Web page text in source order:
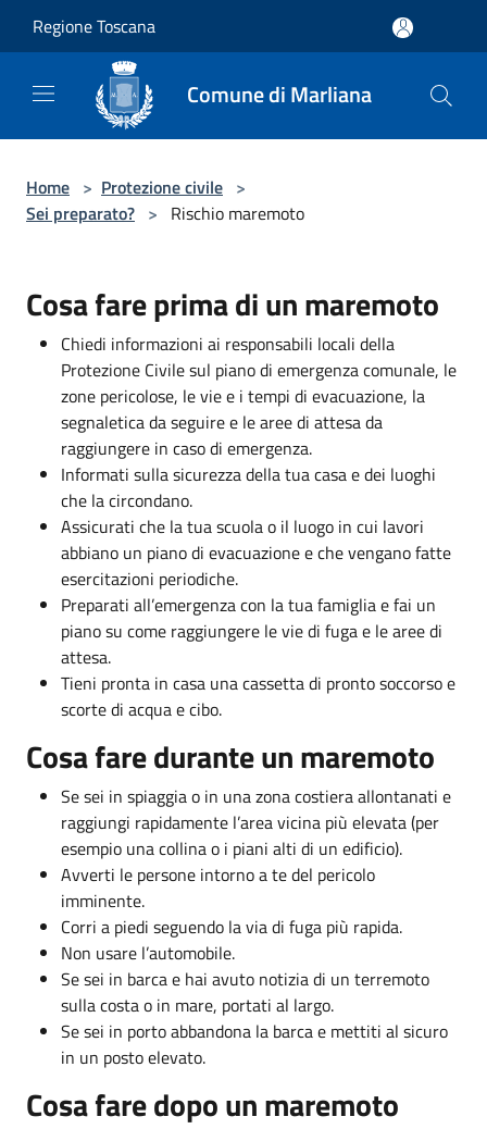
Regione Toscana
Comune di Marliana
Home > Protezione civile >
Sei preparato? > Rischio maremoto
Cosa fare prima di un maremoto
Chiedi informazioni ai responsabili locali della
Protezione Civile sul piano di emergenza comunale, le
zone pericolose, le vie e i tempi di evacuazione, la
segnaletica da seguire e le aree di attesa da
raggiungere in caso di emergenza.
Informati sulla sicurezza della tua casa e dei luoghi
che la circondano.
Assicurati che la tua scuola o il luogo in cui lavori
abbiano un piano di evacuazione e che vengano fatte
esercitazioni periodiche.
Preparati all’emergenza con la tua famiglia e fai un
piano su come raggiungere le vie di fuga e le aree di
attesa.
Tieni pronta in casa una cassetta di pronto soccorso e
scorte di acqua e cibo.
Cosa fare durante un maremoto
Se sei in spiaggia o in una zona costiera allontanati e
raggiungi rapidamente l’area vicina più elevata (per
esempio una collina o i piani alti di un edificio).
Avverti le persone intorno a te del pericolo
imminente.
Corri a piedi seguendo la via di fuga più rapida.
Non usare l’automobile.
Se sei in barca e hai avuto notizia di un terremoto
sulla costa o in mare, portati al largo.
Se sei in porto abbandona la barca e mettiti al sicuro
in un posto elevato.
Cosa fare dopo un maremoto